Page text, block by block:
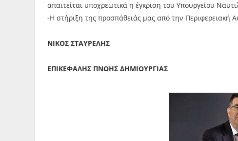
απαιτείται υποχρεωτικά η έγκριση του Υπουργείου
-Η στήριξη της προσπάθειάς μας από την Περιφερειακή
ΝΙΚΟΣ ΣΤΑΥΡΕΛΗΣ
ΕΠΙΚΕΦΑΛΗΣ ΠΝΟΗΣ ΔΗΜΙΟΥΡΓΙΑΣ